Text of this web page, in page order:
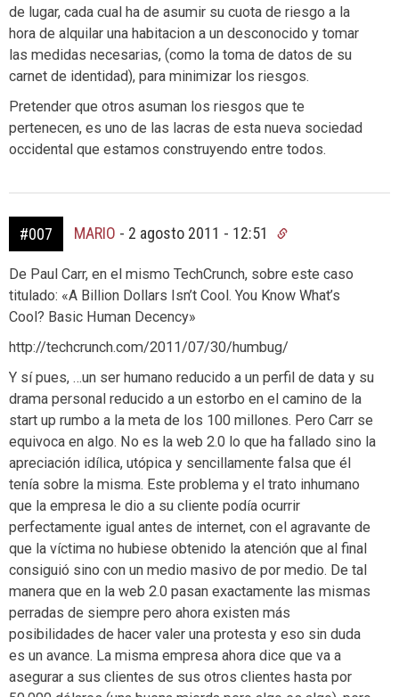
de lugar, cada cual ha de asumir su cuota de riesgo a la
hora de alquilar una habitacion a un desconocido y tomar
las medidas necesarias, (como la toma de datos de su
carnet de identidad), para minimizar los riesgos.
Pretender que otros asuman los riesgos que te
pertenecen, es uno de las lacras de esta nueva sociedad
occidental que estamos construyendo entre todos.
#007 MARIO - 2 agosto 2011 - 12:51
De Paul Carr, en el mismo TechCrunch, sobre este caso
titulado: «A Billion Dollars Isn’t Cool. You Know What’s
Cool? Basic Human Decency»
http://techcrunch.com/2011/07/30/humbug/
Y sí pues, …un ser humano reducido a un perfil de data y su
drama personal reducido a un estorbo en el camino de la
start up rumbo a la meta de los 100 millones. Pero Carr se
equivoca en algo. No es la web 2.0 lo que ha fallado sino la
apreciación idílica, utópica y sencillamente falsa que él
tenía sobre la misma. Este problema y el trato inhumano
que la empresa le dio a su cliente podía ocurrir
perfectamente igual antes de internet, con el agravante de
que la víctima no hubiese obtenido la atención que al final
consiguió sino con un medio masivo de por medio. De tal
manera que en la web 2.0 pasan exactamente las mismas
perradas de siempre pero ahora existen más
posibilidades de hacer valer una protesta y eso sin duda
es un avance. La misma empresa ahora dice que va a
asegurar a sus clientes de sus otros clientes hasta por